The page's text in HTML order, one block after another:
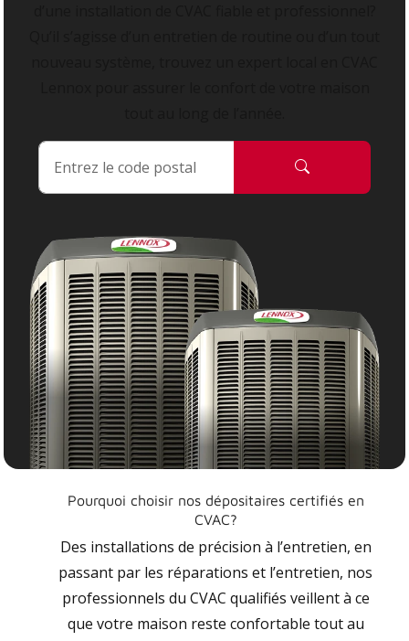
Pourquoi choisir nos dépositaires certifiés en
CVAC?
Des installations de précision à l’entretien, en
passant par les réparations et l’entretien, nos
professionnels du CVAC qualifiés veillent à ce
que votre maison reste confortable tout au